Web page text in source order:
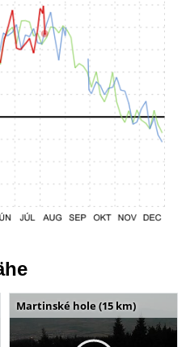
Martinské hole (15 km)